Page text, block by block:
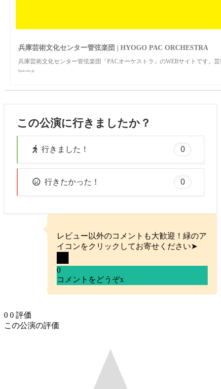
兵庫芸術文化センター管弦楽団 | HYOGO PAC ORCHESTRA
兵庫芸術文化センター管弦楽団「PACオーケストラ」のWEBサイトです
hpac-orc.jp
この公演に行きましたか？
行きました！ 0
行きたかった！ 0
レビュー以外のコメントも大歓迎！緑のア
イコンをクリックしてお寄せください➤
0
コメントをどうぞx
0 0 評価
この公演の評価